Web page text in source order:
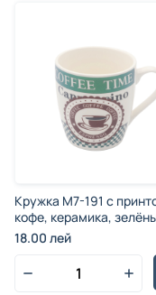
Кружка M7-191 c
кофе, керамика,
мл, 8.2x7.5 см
18.00 лей